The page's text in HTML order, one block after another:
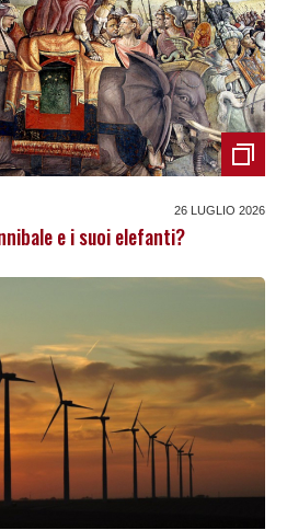
26 LUGLIO 2026
e i suoi elefanti?